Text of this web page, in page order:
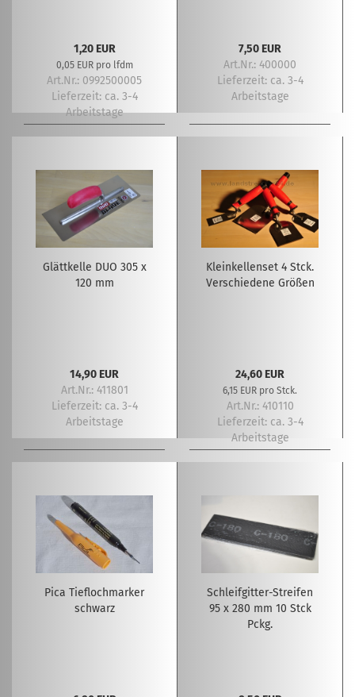
1,20 EUR
0,05 EUR pro lfdm
Art.Nr.: 0992500005
Lieferzeit: ca. 3-4
Arbeitstage
7,50 EUR
Art.Nr.: 400000
Lieferzeit: ca. 3-4
Arbeitstage
Glättkelle DUO 305 x
120 mm
14,90 EUR
Art.Nr.: 411801
Lieferzeit: ca. 3-4
Arbeitstage
Kleinkellenset 4 Stck.
Verschiedene Größen
24,60 EUR
6,15 EUR pro Stck.
Art.Nr.: 410110
Lieferzeit: ca. 3-4
Arbeitstage
Pica Tieflochmarker
schwarz
Schleifgitter-Streifen
95 x 280 mm 10 Stck
Pckg.